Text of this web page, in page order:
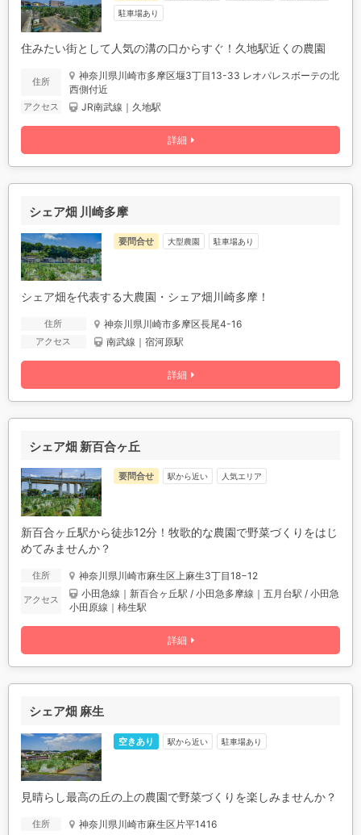
詳細
駐車場あり
住みたい街として人気の溝の口からすぐ！久地駅近くの農園
住所 神奈川県川崎市多摩区堰3丁目13-33 レオパレスボーテの北
西側付近
アクセス JR南武線｜久地駅
シェア畑 川崎多摩
詳細
要問合せ 大型農園 駐車場あり
シェア畑を代表する大農園・シェア畑川崎多摩！
住所 神奈川県川崎市多摩区長尾4-16
アクセス 南武線｜宿河原駅
シェア畑 新百合ヶ丘
詳細
要問合せ 駅から近い 人気エリア
新百合ヶ丘駅から徒歩12分！牧歌的な農園で野菜づくりをはじ
めてみませんか？
住所 神奈川県川崎市麻生区上麻生3丁目18−12
アクセス 小田急線｜新百合ヶ丘駅 / 小田急多摩線｜五月台駅 / 小田急
小田原線｜柿生駅
シェア畑 麻生
空きあり 駅から近い 駐車場あり
見晴らし最高の丘の上の農園で野菜づくりを楽しみませんか？
住所 神奈川県川崎市麻生区片平1416